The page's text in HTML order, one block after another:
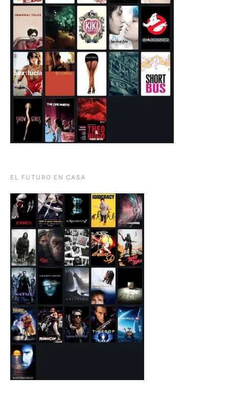
EL FUTURO EN CASA